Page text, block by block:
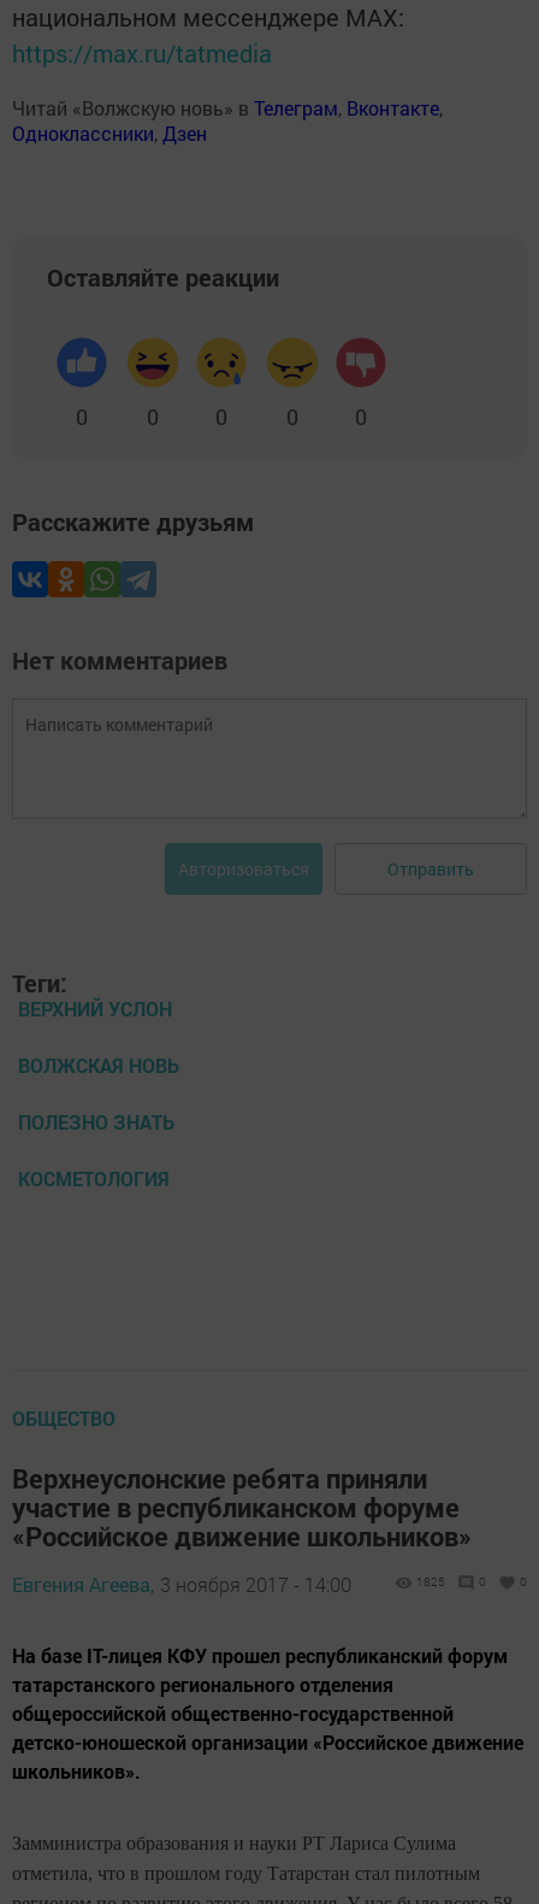
национальном мессенджере MАХ:
https://max.ru/tatmedia
Читай «Волжскую новь» в Телеграм, Вконтакте,
Одноклассники,Дзен
Оставляйте реакции
0 0 0 0 0
Расскажите друзьям
Нет комментариев
Авторизоваться Отправить
Теги:
ВЕРХНИЙ УСЛОН
ВОЛЖСКАЯ НОВЬ
ПОЛЕЗНО ЗНАТЬ
КОСМЕТОЛОГИЯ
ОБЩЕСТВО
Верхнеуслонские ребята приняли
участие в республиканском форуме
«Российское движение школьников»
Евгения Агеева, 3 ноября 2017 - 14:00 1825 0 0
На базе IT-лицея КФУ прошел республиканский форум
татарстанского регионального отделения
общероссийской общественно-государственной
детско-юношеской организации «Российское движение
школьников».
Замминистра образования и науки РТ Лариса Сулима
отметила, что в прошлом году Татарстан стал пилотным